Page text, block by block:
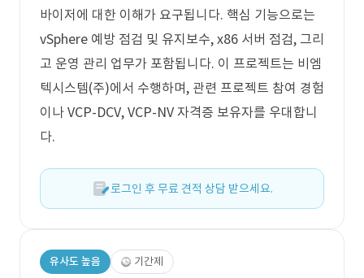
바이저에 대한 이해가 요구됩니다. 핵심 기능으로는
vSphere 예방 점검 및 유지보수, x86 서버 점검, 그리
고 운영 관리 업무가 포함됩니다. 이 프로젝트는 비엠
텍시스템(주)에서 수행하며, 관련 프로젝트 참여 경험
이나 VCP-DCV, VCP-NV 자격증 보유자를 우대합니
다.
로그인 후 무료 견적 상담 받으세요.
유사도 높음 기간제